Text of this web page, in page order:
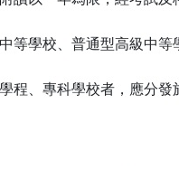
等學校、普通型高級中等
程、專科學校者，應分發